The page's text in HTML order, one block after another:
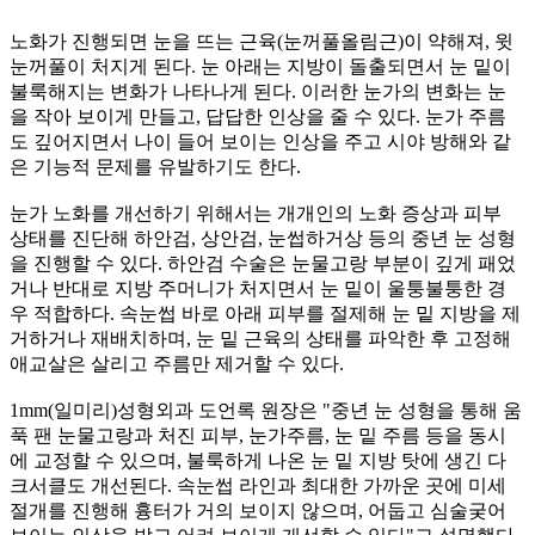
노화가 진행되면 눈을 뜨는 근육(눈꺼풀올림근)이 약해져, 윗
눈꺼풀이 처지게 된다. 눈 아래는 지방이 돌출되면서 눈 밑이
불룩해지는 변화가 나타나게 된다. 이러한 눈가의 변화는 눈
을 작아 보이게 만들고, 답답한 인상을 줄 수 있다. 눈가 주름
도 깊어지면서 나이 들어 보이는 인상을 주고 시야 방해와 같
은 기능적 문제를 유발하기도 한다.
눈가 노화를 개선하기 위해서는 개개인의 노화 증상과 피부
상태를 진단해 하안검, 상안검, 눈썹하거상 등의 중년 눈 성형
을 진행할 수 있다. 하안검 수술은 눈물고랑 부분이 깊게 패었
거나 반대로 지방 주머니가 처지면서 눈 밑이 울퉁불퉁한 경
우 적합하다. 속눈썹 바로 아래 피부를 절제해 눈 밑 지방을 제
거하거나 재배치하며, 눈 밑 근육의 상태를 파악한 후 고정해
애교살은 살리고 주름만 제거할 수 있다.
1mm(일미리)성형외과 도언록 원장은 "중년 눈 성형을 통해 움
푹 팬 눈물고랑과 처진 피부, 눈가주름, 눈 밑 주름 등을 동시
에 교정할 수 있으며, 불룩하게 나온 눈 밑 지방 탓에 생긴 다
크서클도 개선된다. 속눈썹 라인과 최대한 가까운 곳에 미세
절개를 진행해 흉터가 거의 보이지 않으며, 어둡고 심술궂어